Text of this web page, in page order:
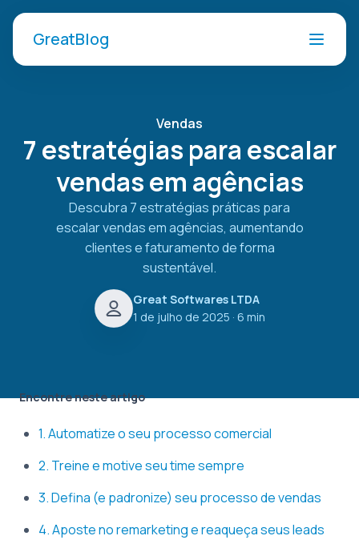
GreatBlog
Vendas
7 estratégias para escalar
vendas em agências
Descubra 7 estratégias práticas para
escalar vendas em agências, aumentando
clientes e faturamento de forma
sustentável.
Great Softwares LTDA
1 de julho de 2025 · 6 min
Encontre neste artigo
1. Automatize o seu processo comercial
2. Treine e motive seu time sempre
3. Defina (e padronize) seu processo de vendas
4. Aposte no remarketing e reaqueça seus leads